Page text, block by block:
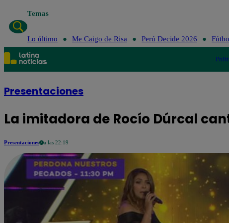
Temas
Lo último Me Caigo de Risa Perú Decide 2026
Presentaciones
La imitadora de Rocío Dúrcal
Presentaciones a las 22:19